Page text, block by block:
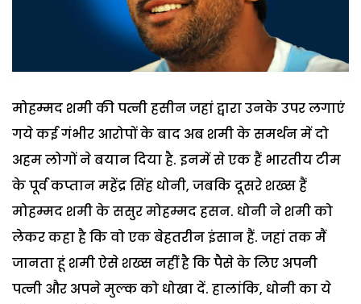
मोहम्मद शमी की पत्नी हसीन जहां द्वारा उनके उपर लगाएं
गये कई गंभीर आरोपों के बाद अब शमी के समर्थन में दो
अहम लोगों ने बयान दिया है. इनमें से एक हैं भारतीय टीम
के पूर्व कप्तान महेंद्र सिंह धोनी, जबकि दूसरे शख्स हैं
मोहम्मद शमी के ससुर मोहम्मद हसन. धोनी ने शमी को
लेकर कहा है कि वो एक बेहतरीन इंसान हैं. जहां तक मैं
जानता हूं शमी ऐसे शख्स नहीं है कि पैसे के लिए अपनी
पत्नी और अपने मुल्क को धोखा दें. हालांकि, धोनी का ये